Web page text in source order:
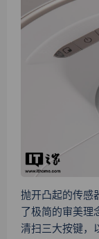
抛开凸起的传感
了极简的审美
清扫三大按键，